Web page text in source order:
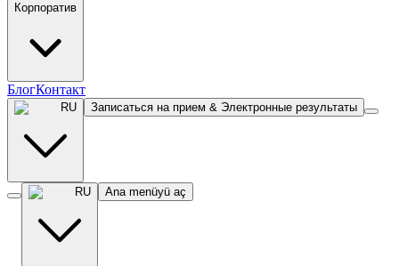
Корпоратив
БлогКонтакт
RU Записаться на прием & Электронные результаты
RU Ana menüyü aç